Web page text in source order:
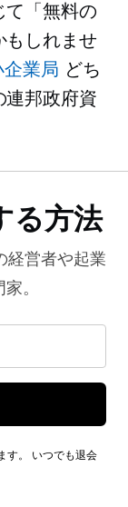
て「無料の
もしれませ
企業局 どち
連邦政府資
る方法
経営者や起業
。
す。 いつでも退会